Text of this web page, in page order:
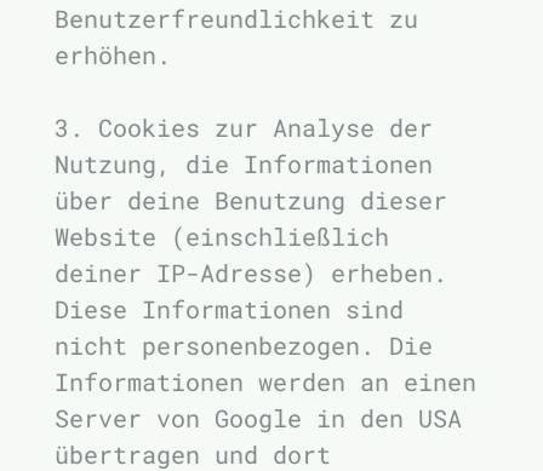
Benutzerfreundlichkeit zu
erhöhen.
3. Cookies zur Analyse der
Nutzung, die Informationen
über deine Benutzung dieser
Website (einschließlich
deiner IP-Adresse) erheben.
Diese Informationen sind
nicht personenbezogen. Die
Informationen werden an einen
Server von Google in den USA
übertragen und dort